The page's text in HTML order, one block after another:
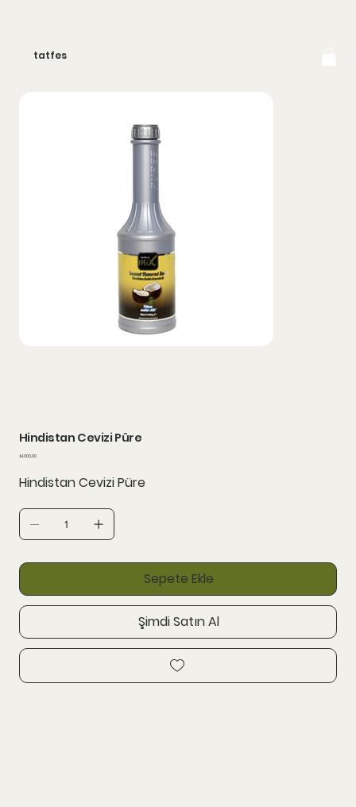
tatfes
Hindistan Cevizi Püre
Fiyat
₺1.000,00
Hindistan Cevizi Püre
Sepete Ekle
Şimdi Satın Al